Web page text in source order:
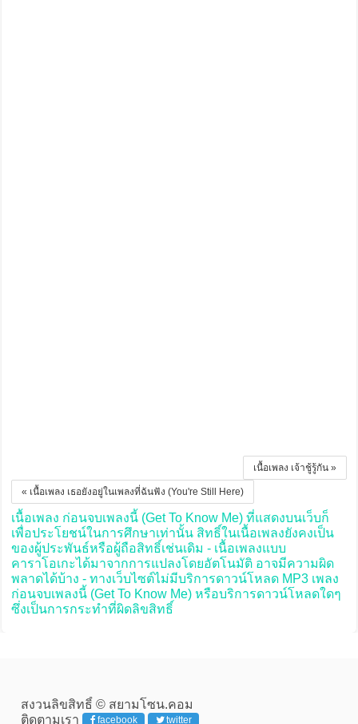
เนื้อเพลง เจ้าชู้รู้กัน »
« เนื้อเพลง เธอยังอยู่ในเพลงที่ฉันฟัง (You're Still Here)
เนื้อเพลง ก่อนจบเพลงนี้ (Get To Know Me) ที่แสดงบนเว็บก็
เพื่อประโยชน์ในการศึกษาเท่านั้น สิทธิ์ในเนื้อเพลงยังคงเป็น
ของผู้ประพันธ์หรือผู้ถือสิทธิ์เช่นเดิม - เนื้อเพลงแบบ
คาราโอเกะได้มาจากการแปลงโดยอัตโนมัติ อาจมีความผิด
พลาดได้บ้าง - ทางเว็บไซต์ไม่มีบริการดาวน์โหลด MP3 เพลง
ก่อนจบเพลงนี้ (Get To Know Me) หรือบริการดาวน์โหลดใดๆ
ซึ่งเป็นการกระทำที่ผิดลิขสิทธิ์
สงวนลิขสิทธิ์ © สยามโซน.คอม
ติดตามเรา
facebook twitter